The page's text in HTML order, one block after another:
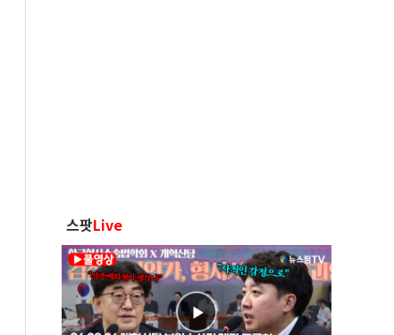
스팟Live